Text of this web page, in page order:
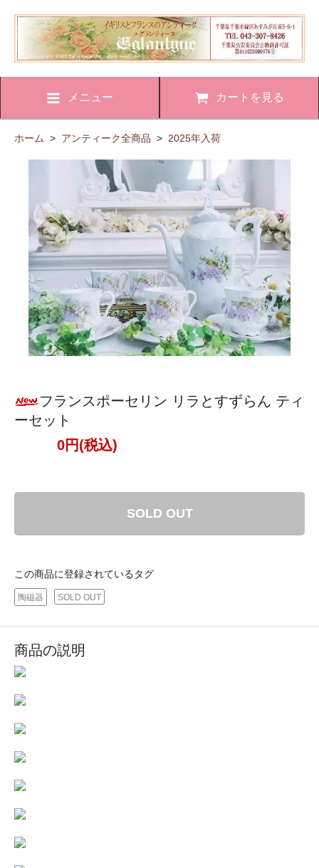
メニュー カートを見る
ホーム > アンティーク全商品 > 2025年入荷
フランスポーセリン リラとすずらん ティ
ーセット
0円(税込)
SOLD OUT
この商品に登録されているタグ
陶磁器 SOLD OUT
商品の説明